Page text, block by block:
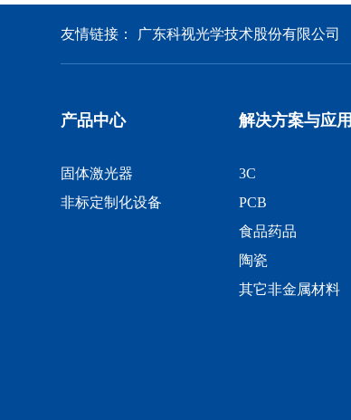
友情链接： 广东科视光学技术股份有限公司
产品中心
固体激光器
非标定制化设备
解决方案与应用
3C
PCB
食品药品
陶瓷
其它非金属材料